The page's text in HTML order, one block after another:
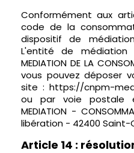
Conformément aux
code de la
dispositif de
L'entité de
MEDIATION DE LA
vous pouvez déposer
site : https://cnpm-
ou par voie postale
MEDIATION -
libération - 42400 Saint-
Article 14 :